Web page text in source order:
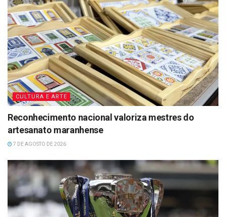
CULTURA E ARTE
Reconhecimento nacional valoriza mestres do
artesanato maranhense
7 DE AGOSTO DE 2026